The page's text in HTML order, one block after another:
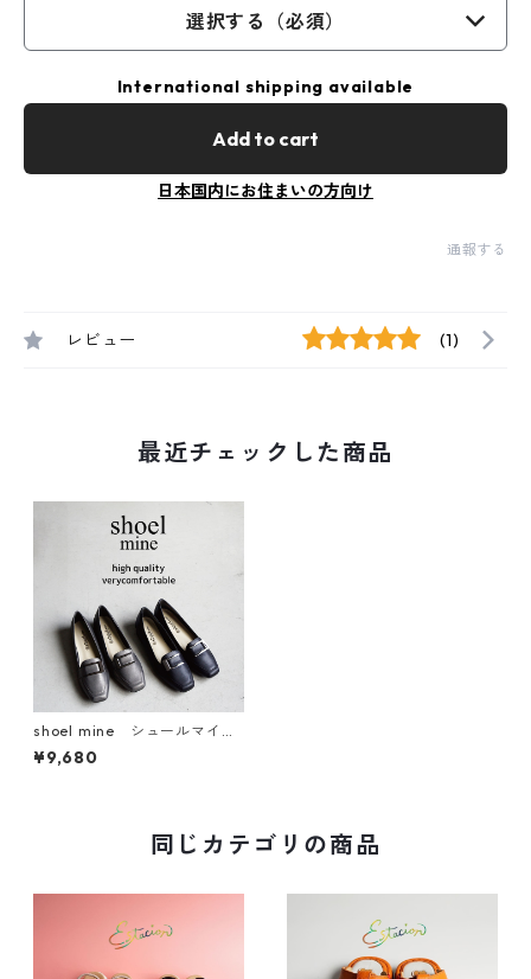
選択する（必須）
International shipping available
Add to cart
日本国内にお住まいの方向け
通報する
レビュー (1)
最近チェックした商品
shoel mine シュールマイ
ン バックルローファーパン
プス 1745
¥9,680
同じカテゴリの商品